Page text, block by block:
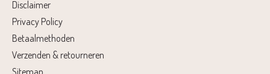
Disclaimer
Privacy Policy
Betaalmethoden
Verzenden & retourneren
Sitemap